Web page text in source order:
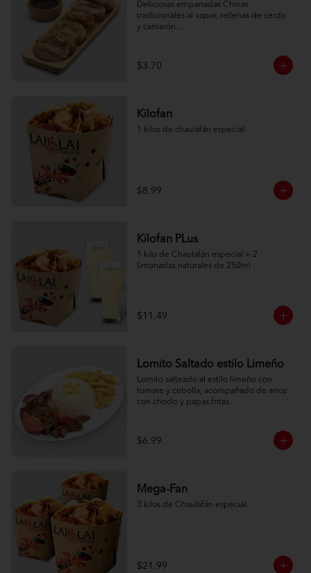
Deliciosas empanadas Chinas
tradicionales al vapor, rellenas de cerdo
y camarón.
$3.70
Kilofan
1 kilos de chaulafán especial.
$8.99
Kilofan PLus
1 kilo de Chaulafán especial + 2
limonadas naturales de 250ml
$11.49
Lomito Saltado estilo Limeño
Lomito salteado al estilo limeño con
tomate y cebolla, acompañado de arroz
con choclo y papas fritas.
$6.99
Mega-Fan
3 kilos de Chaulafán especial.
$21.99